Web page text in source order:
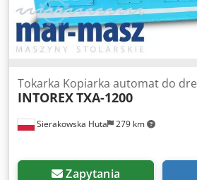
Sierakowska Huta 279 km
Tokarka Kopiarka automat do
INTOREXTXA-1200
Zapytania